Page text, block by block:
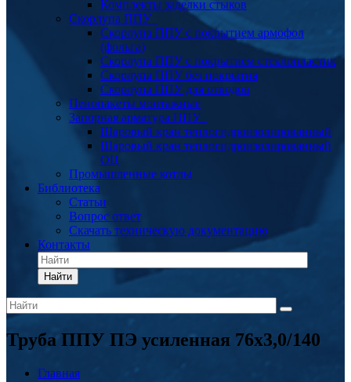
Комплекты заделки стыков
Скорлупа ППУ
Скорлупа ППУ с покрытием армофол
(фольга)
Скорлупа ППУ с покрытием стеклопластик
Скорлупа ППУ без покрытия
Скорлупа ППУ для отводов
Пенопакеты монтажные
Запорная арматура ППУ
Шаровый кран теплогидроизолированный
Шаровый кран теплогидроизолированный
ОЦ
Промышленные котлы
Библиотека
Статьи
Вопрос ответ
Скачать техническую документацию
Контакты
Найти
Труба ППУ ПЭ усиленная 76х3,0/140
Главная